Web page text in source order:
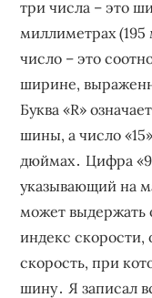
три числа – это
миллиметрах
число – это
ширине,
Буква «R»
шины, а число
дюймах․ Цифра
указывающий на
может выдержать
индекс
скорость, при
шину․ Я записал